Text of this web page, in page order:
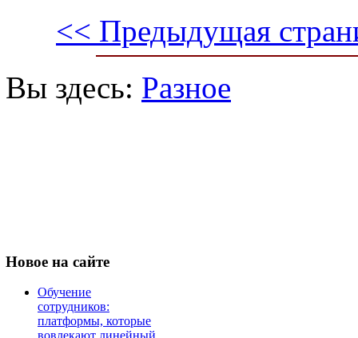
<< Предыдущая
Вы здесь: Разное
Новое на сайте
Обучение
сотрудников:
платформы, которые